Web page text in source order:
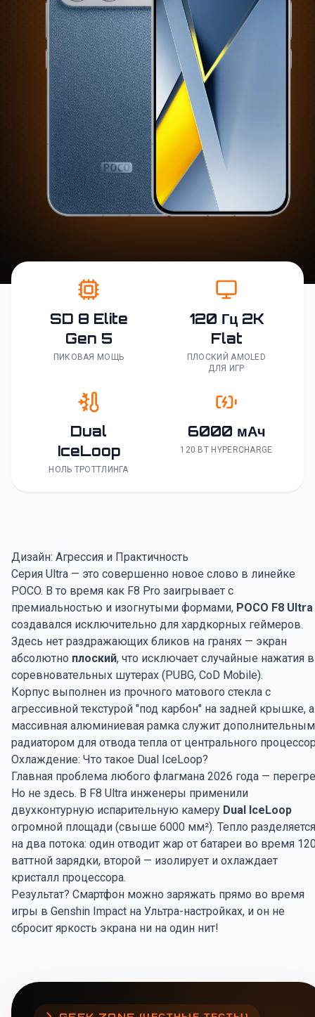
SD 8 Elite
Gen 5
ПИКОВАЯ МОЩЬ
120 Гц 2K
Flat
ПЛОСКИЙ AMOLED
ДЛЯ ИГР
Dual
IceLoop
НОЛЬ ТРОТТЛИНГА
6000 мАч
120 ВТ HYPERCHARGE
Дизайн: Агрессия и Практичность
Серия Ultra — это совершенно новое слово в линейке
POCO. В то время как F8 Pro заигрывает с
премиальностью и изогнутыми формами, POCO F8 Ultra
создавался исключительно для хардкорных геймеров.
Здесь нет раздражающих бликов на гранях — экран
абсолютно плоский, что исключает случайные нажатия в
соревновательных шутерах (PUBG, CoD Mobile).
Корпус выполнен из прочного матового стекла с
агрессивной текстурой "под карбон" на задней крышке, а
массивная алюминиевая рамка служит дополнительным
радиатором для отвода тепла от центрального
Охлаждение: Что такое Dual IceLoop?
Главная проблема любого флагмана 2026 года —
Но не здесь. В F8 Ultra инженеры применили
двухконтурную испарительную камеру Dual IceLoop
огромной площади (свыше 6000 мм²). Тепло разделяется
на два потока: один отводит жар от батареи во время
ваттной зарядки, второй — изолирует и охлаждает
кристалл процессора.
Результат? Смартфон можно заряжать прямо во время
игры в Genshin Impact на Ультра-настройках, и он не
сбросит яркость экрана ни на один нит!